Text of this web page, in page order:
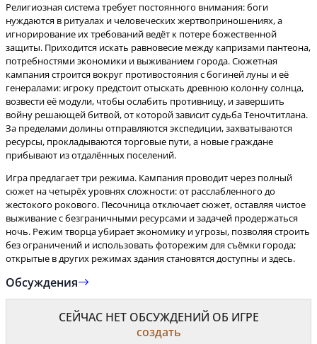
Религиозная система требует постоянного внимания: боги
нуждаются в ритуалах и человеческих жертвоприношениях, а
игнорирование их требований ведёт к потере божественной
защиты. Приходится искать равновесие между капризами пантеона,
потребностями экономики и выживанием города. Сюжетная
кампания строится вокруг противостояния с богиней луны и её
генералами: игроку предстоит отыскать древнюю колонну солнца,
возвести её модули, чтобы ослабить противницу, и завершить
войну решающей битвой, от которой зависит судьба Теночтитлана.
За пределами долины отправляются экспедиции, захватываются
ресурсы, прокладываются торговые пути, а новые граждане
Игра предлагает три режима. Кампания проводит через полный
сюжет на четырёх уровнях сложности: от расслабленного до
жестокого рокового. Песочница отключает сюжет, оставляя чистое
выживание с безграничными ресурсами и задачей продержаться
ночь. Режим творца убирает экономику и угрозы, позволяя строить
без ограничений и использовать фоторежим для съёмки города;
открытые в других режимах здания становятся доступны и здесь.
Обсуждения
СЕЙЧАС НЕТ ОБСУЖДЕНИЙ ОБ ИГРЕ
создать